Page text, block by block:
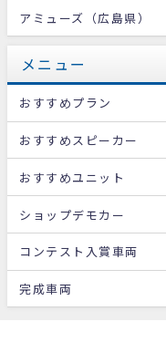
アミューズ（広島県）
メニュー
おすすめプラン
おすすめスピーカー
おすすめユニット
ショップデモカー
コンテスト入賞車両
完成車両